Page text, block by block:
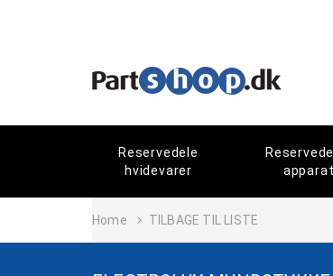
Reservedele
hvidevarer
Home TILBAGE TIL LISTE